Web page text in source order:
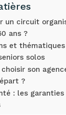
un circuit
ans ?
et
solos
son
?
: les garanties